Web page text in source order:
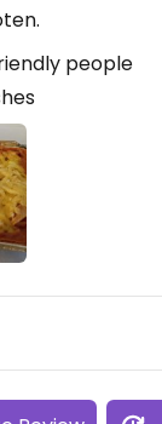
people